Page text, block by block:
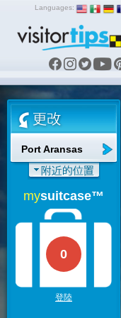
Languages:
Port Aransas
mysuitcase™
0
登陸